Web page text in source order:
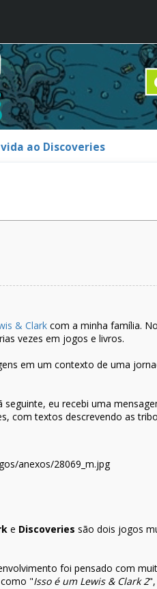
ao Discoveries
& Clark com a minha família.
vezes em jogos e livros.
em um contexto de uma
seguinte, eu recebi uma
textos descrevendo as
e Discoveries são dois jogos
foi pensado com
"Isso é um Lewis & Clark 2